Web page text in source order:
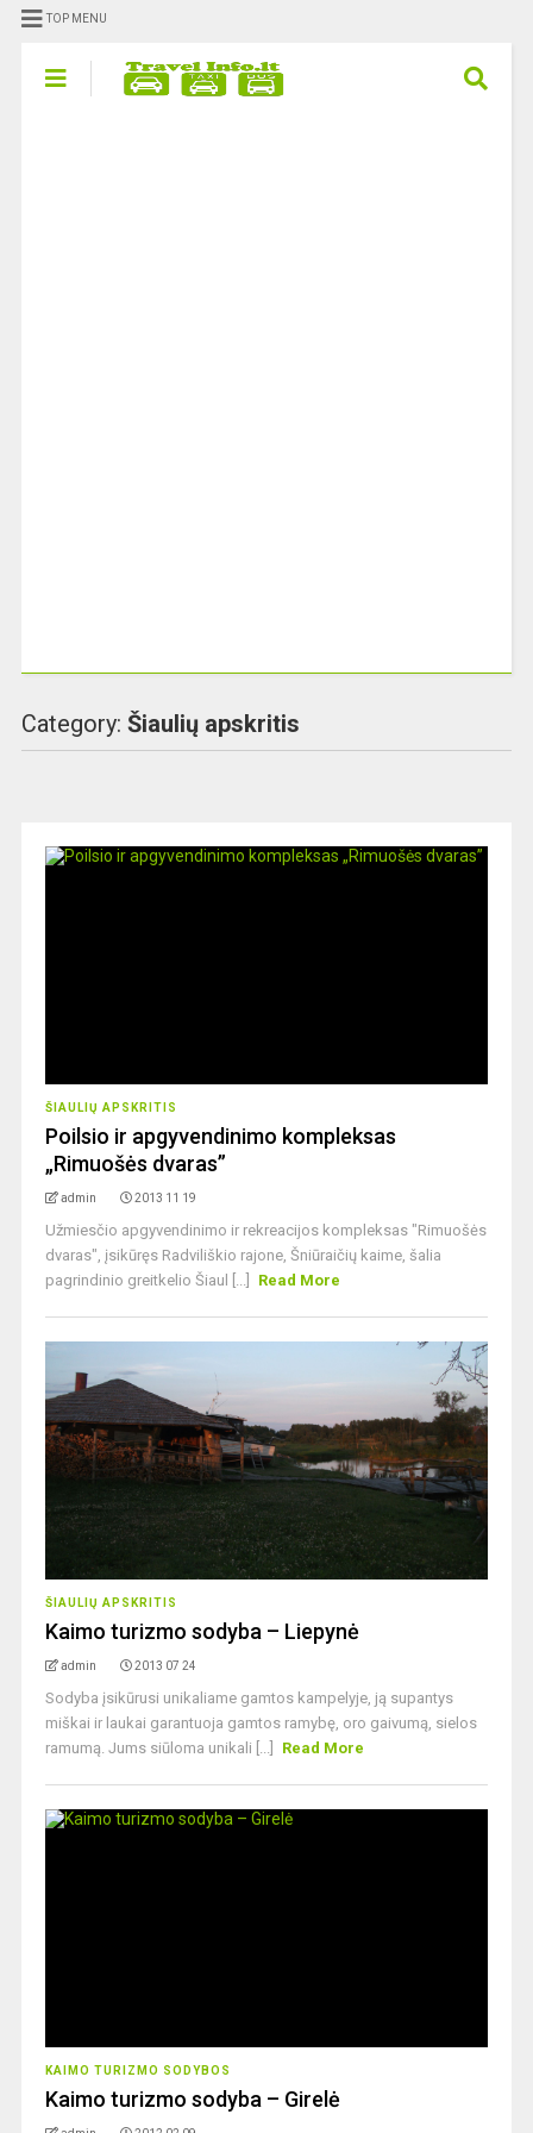
TOP MENU
Category: Šiaulių apskritis
ŠIAULIŲ APSKRITIS
Poilsio ir apgyvendinimo kompleksas
„Rimuošės dvaras”
admin 2013 11 19
Užmiesčio apgyvendinimo ir rekreacijos kompleksas "Rimuošės
dvaras", įsikūręs Radviliškio rajone, Šniūraičių kaime, šalia
pagrindinio greitkelio Šiaul [...]
Read More
ŠIAULIŲ APSKRITIS
Kaimo turizmo sodyba – Liepynė
admin 2013 07 24
Sodyba įsikūrusi unikaliame gamtos kampelyje, ją supantys
miškai ir laukai garantuoja gamtos ramybę, oro gaivumą, sielos
ramumą. Jums siūloma unikali [...]
Read More
KAIMO TURIZMO SODYBOS
Kaimo turizmo sodyba – Girelė